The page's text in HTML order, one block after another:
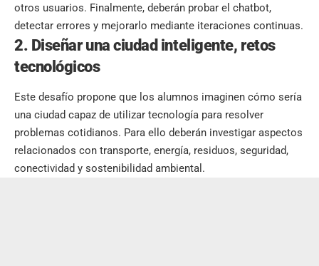
otros usuarios. Finalmente, deberán probar el chatbot,
detectar errores y mejorarlo mediante iteraciones continuas.
2. Diseñar una ciudad inteligente, retos
tecnológicos
Este desafío propone que los alumnos imaginen cómo sería
una ciudad capaz de utilizar tecnología para resolver
problemas cotidianos. Para ello deberán investigar aspectos
relacionados con transporte, energía, residuos, seguridad,
conectividad y sostenibilidad ambiental.